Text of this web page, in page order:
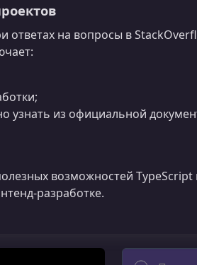
на вопросы в
узнать из официальной
возможностей TypeScript
Поиск